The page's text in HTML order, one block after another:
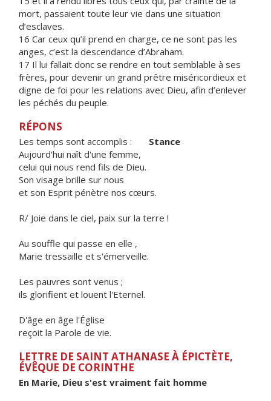
mort, passaient toute leur vie dans une situation
d’esclaves.
16 Car ceux qu’il prend en charge, ce ne sont pas les
anges, c’est la descendance d’Abraham.
17 Il lui fallait donc se rendre en tout semblable à ses
frères, pour devenir un grand prêtre miséricordieux et
digne de foi pour les relations avec Dieu, afin d’enlever
les péchés du peuple.
RÉPONS
Les temps sont accomplis : Stance
Aujourd'hui naît d'une femme,
celui qui nous rend fils de Dieu.
Son visage brille sur nous
et son Esprit pénètre nos cœurs.
R/ Joie dans le ciel, paix sur la terre !
Au souffle qui passe en elle ,
Marie tressaille et s'émerveille.
Les pauvres sont venus ;
ils glorifient et louent l'Eternel.
D'âge en âge l'Église
reçoit la Parole de vie.
LETTRE DE SAINT ATHANASE À ÉPICTÈTE,
ÉVÊQUE DE CORINTHE
En Marie, Dieu s'est vraiment fait homme